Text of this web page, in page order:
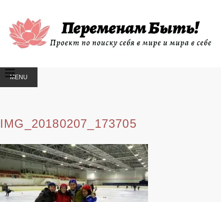
MENU
CONTENT
IMG_20180207_173705